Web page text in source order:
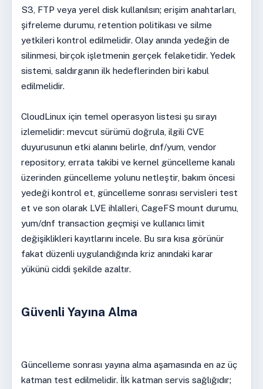
S3, FTP veya yerel disk kullanılsın; erişim anahtarları,
şifreleme durumu, retention politikası ve silme
yetkileri kontrol edilmelidir. Olay anında yedeğin de
silinmesi, birçok işletmenin gerçek felaketidir. Yedek
sistemi, saldırganın ilk hedeflerinden biri kabul
edilmelidir.
CloudLinux için temel operasyon listesi şu sırayı
izlemelidir: mevcut sürümü doğrula, ilgili CVE
duyurusunun etki alanını belirle, dnf/yum, vendor
repository, errata takibi ve kernel güncelleme kanalı
üzerinden güncelleme yolunu netleştir, bakım öncesi
yedeği kontrol et, güncelleme sonrası servisleri test
et ve son olarak LVE ihlalleri, CageFS mount durumu,
yum/dnf transaction geçmişi ve kullanıcı limit
değişiklikleri kayıtlarını incele. Bu sıra kısa görünür
fakat düzenli uygulandığında kriz anındaki karar
yükünü ciddi şekilde azaltır.
Güvenli Yayına Alma
Güncelleme sonrası yayına alma aşamasında en az üç
katman test edilmelidir. İlk katman servis sağlığıdır;